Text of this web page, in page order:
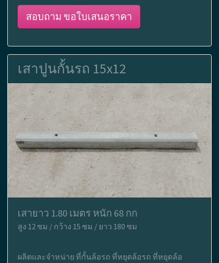
สอบถาม ขอใบเสนอราคา
เสาปูนกั้นรถ 15x12
เสายาว 1.80 เมตร หนัก 68 กก
สูง 12 ซม / กว้าง 15 ซม / ยาว 180 ซม
ผลิตและจำหน่าย ที่กั้นล้อรถ ที่หยุดล้อรถ ที่หยุดล้อ